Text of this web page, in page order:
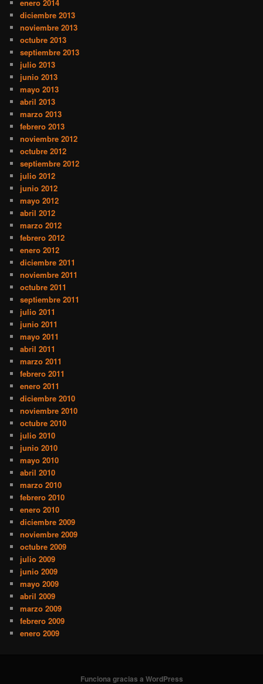
enero 2014
diciembre 2013
noviembre 2013
octubre 2013
septiembre 2013
julio 2013
junio 2013
mayo 2013
abril 2013
marzo 2013
febrero 2013
noviembre 2012
octubre 2012
septiembre 2012
julio 2012
junio 2012
mayo 2012
abril 2012
marzo 2012
febrero 2012
enero 2012
diciembre 2011
noviembre 2011
octubre 2011
septiembre 2011
julio 2011
junio 2011
mayo 2011
abril 2011
marzo 2011
febrero 2011
enero 2011
diciembre 2010
noviembre 2010
octubre 2010
julio 2010
junio 2010
mayo 2010
abril 2010
marzo 2010
febrero 2010
enero 2010
diciembre 2009
noviembre 2009
octubre 2009
julio 2009
junio 2009
mayo 2009
abril 2009
marzo 2009
febrero 2009
enero 2009
Funciona gracias a WordPress